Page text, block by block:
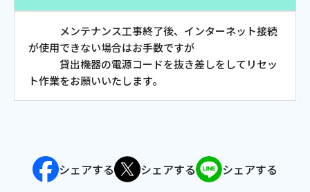
おトクなプラン
会社案内
メンテナンス工事終了後、インターネット接続
が使用できない場合はお手数ですが
貸出機器の電源コードを抜き差しをしてリセッ
ト作業をお願いいたします。
シェアする シェアする シェアする